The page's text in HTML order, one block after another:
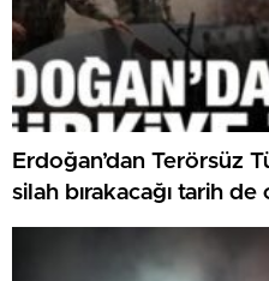
Erdoğan’dan Terörsüz
silah bırakacağı tarih de